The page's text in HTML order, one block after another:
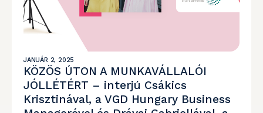
JANUÁR 2, 2025
KÖZÖS ÚTON A MUNKAVÁLLALÓI
JÓLLÉTÉRT – interjú Csákics
Krisztinával, a VGD Hungary Business